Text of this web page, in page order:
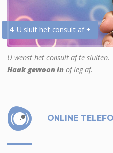
4. U sluit het consult af +
U wenst het consult af te sluiten.
Haak gewoon in of leg af.
ONLINE